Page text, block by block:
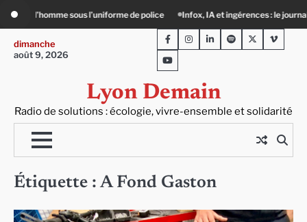
content
de police Infox, IA et ingérences : le journalisme peut-il encore
dimanche
août 9, 2026
Lyon Demain
Radio de solutions : écologie, vivre-ensemble et solidarité
FacebookInstagram
LinkedInSpotifyTwitterViméo
Youtube
Étiquette :A Fond Gaston